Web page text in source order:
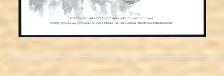
EST. 2007